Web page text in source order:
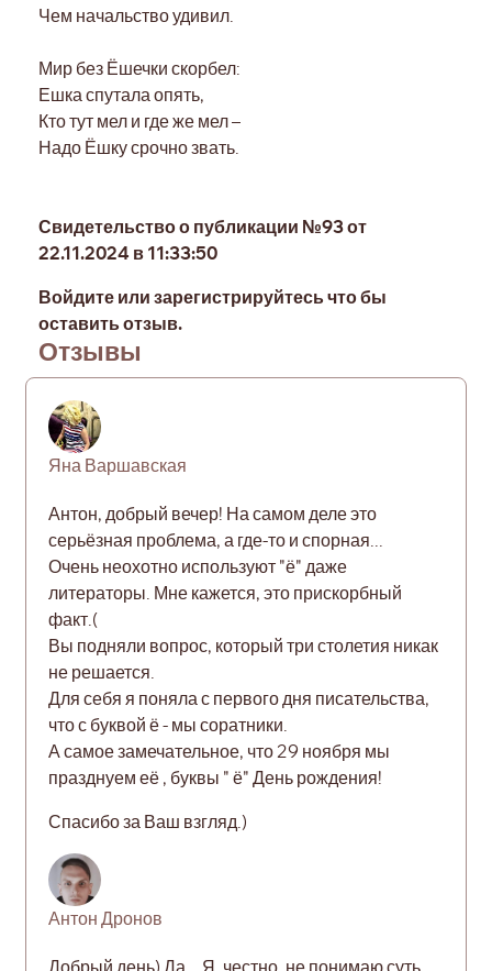
Чем начальство удивил.
Мир без Ёшечки скорбел:
Ешка спутала опять,
Кто тут мел и где же мел –
Надо Ёшку срочно звать.
Свидетельство о публикации №93 от
22.11.2024 в 11:33:50
Войдите или зарегистрируйтесь что бы
оставить отзыв.
Отзывы
Яна Варшавская
Антон, добрый вечер! На самом деле это
серьёзная проблема, а где-то и спорная...
Очень неохотно используют "ё" даже
литераторы. Мне кажется, это прискорбный
факт.(
Вы подняли вопрос, который три столетия никак
не решается.
Для себя я поняла с первого дня писательства,
что с буквой ё - мы соратники.
А самое замечательное, что 29 ноября мы
празднуем её , буквы " ё" День рождения!
Спасибо за Ваш взгляд.)
Антон Дронов